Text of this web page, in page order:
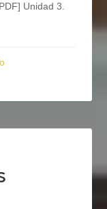
Unidad 3.